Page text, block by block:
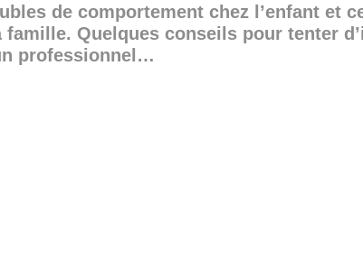
de comportement chez l’enfant et
Quelques conseils pour tenter
professionnel…